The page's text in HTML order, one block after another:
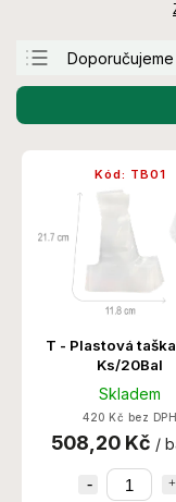
Doporučujeme
Nejdražší
Abecedně
T - Plastová
Ks/20Bal
Skladem
420 Kč bez DPH
508,20 Kč /
Kód: TB01